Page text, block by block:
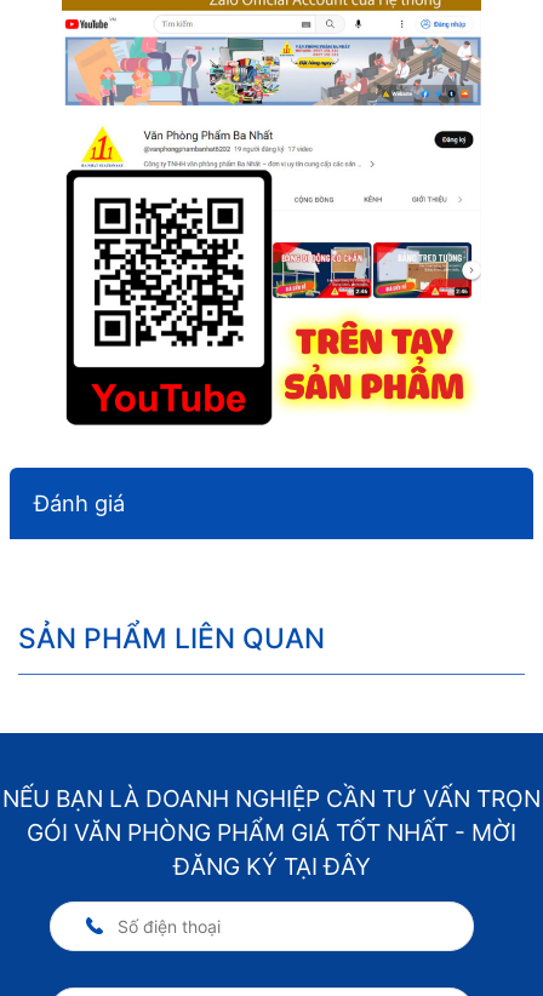
Đánh giá
SẢN PHẨM LIÊN QUAN
NẾU BẠN LÀ DOANH NGHIỆP CẦN TƯ VẤN TRỌN
GÓI VĂN PHÒNG PHẨM GIÁ TỐT NHẤT - MỜI
ĐĂNG KÝ TẠI ĐÂY